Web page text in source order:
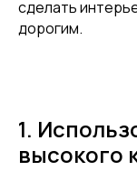
сделать
дорогим.
1.
высокого